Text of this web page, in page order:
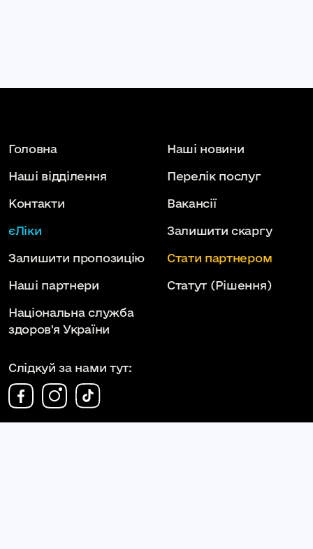
Головна Наші новини
Наші відділення Перелік послуг
Контакти Вакансії
єЛіки Залишити скаргу
Залишити пропозицію Стати партнером
Наші партнери Статут (Рішення)
Національна служба
здоров'я України
Слідкуй за нами тут: